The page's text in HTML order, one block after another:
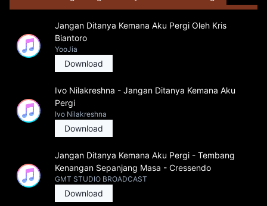
Jangan Ditanya Kemana Aku Pergi Oleh Kris
Biantoro
YooJia
Download
Ivo Nilakreshna - Jangan Ditanya Kemana Aku
Pergi
Ivo Nilakreshna
Download
Jangan Ditanya Kemana Aku Pergi - Tembang
Kenangan Sepanjang Masa - Cressendo
GMT STUDIO BROADCAST
Download